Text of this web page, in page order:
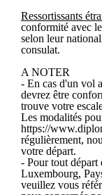
Ressortissants
conformité avec
selon leur
consulat.
A NOTER
- En cas d'un vol
devrez être
trouve votre
Les modalités
https://
régulièrement,
votre départ.
- Pour tout
Luxembourg,
veuillez vous